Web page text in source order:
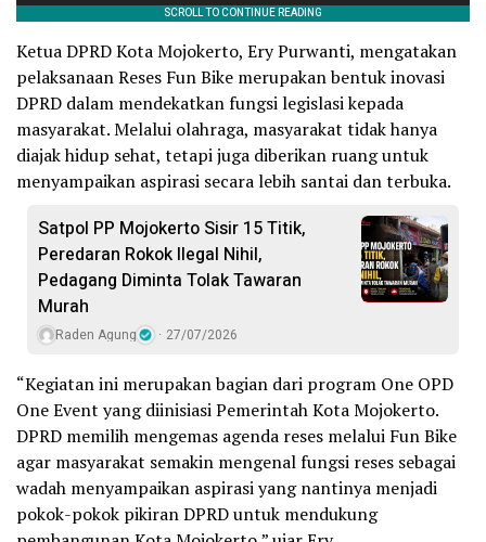
Ketua DPRD Kota Mojokerto, Ery Purwanti, mengatakan
pelaksanaan Reses Fun Bike merupakan bentuk inovasi
DPRD dalam mendekatkan fungsi legislasi kepada
masyarakat. Melalui olahraga, masyarakat tidak hanya
diajak hidup sehat, tetapi juga diberikan ruang untuk
menyampaikan aspirasi secara lebih santai dan terbuka.
Satpol PP Mojokerto Sisir 15 Titik,
Peredaran Rokok Ilegal Nihil,
Pedagang Diminta Tolak Tawaran
Murah
Raden Agung 27/07/2026
“Kegiatan ini merupakan bagian dari program One OPD
One Event yang diinisiasi Pemerintah Kota Mojokerto.
DPRD memilih mengemas agenda reses melalui Fun Bike
agar masyarakat semakin mengenal fungsi reses sebagai
wadah menyampaikan aspirasi yang nantinya menjadi
pokok-pokok pikiran DPRD untuk mendukung